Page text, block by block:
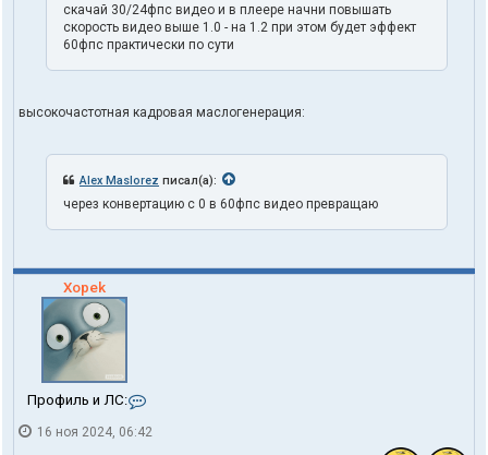
скачай 30/24фпс видео и в плеере начни повышать
скорость видео выше 1.0 - на 1.2 при этом будет эффект
60фпс практически по сути
высокочастотная кадровая маслогенерация:
Alex Maslorez писал(а):
через конвертацию с 0 в 60фпс видео превращаю
Xopek
Профиль и ЛС:
н
16 ноя 2024, 06:42